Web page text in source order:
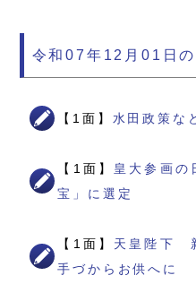
令和07年12月01日
【1面】 水田政策
【1面】 皇大参画
宝」に選定
【1面】 天皇陛下
手づからお供へに